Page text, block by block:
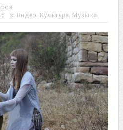
в: Видео, Культура, Музыка